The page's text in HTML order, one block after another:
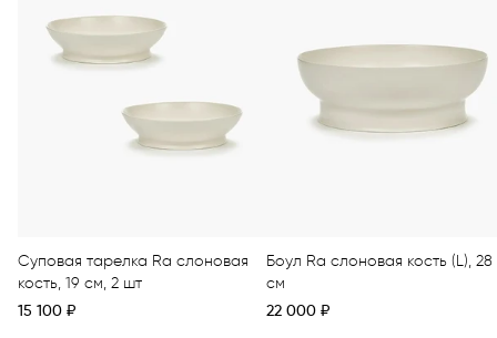
Суповая тарелка Ra слоновая
кость, 19 см, 2 шт
15 100 ₽
Боул Ra слоновая кость (L), 28
см
22 000 ₽